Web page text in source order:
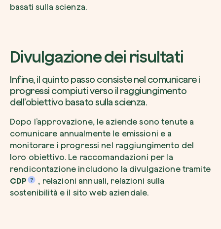
basati sulla scienza.
Divulgazione dei risultati
Infine, il quinto passo consiste nel comunicare i
progressi compiuti verso il raggiungimento
dell’obiettivo basato sulla scienza.
Dopo l’approvazione, le aziende sono tenute a
comunicare annualmente le emissioni e a
monitorare i progressi nel raggiungimento del
loro obiettivo. Le raccomandazioni per la
rendicontazione includono la divulgazione tramite
CDP
, relazioni annuali, relazioni sulla
sostenibilità e il sito web aziendale.